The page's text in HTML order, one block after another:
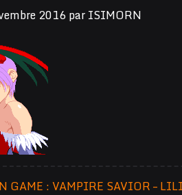
2016parISIMORN
GAME : VAMPIRE SAVIOR –